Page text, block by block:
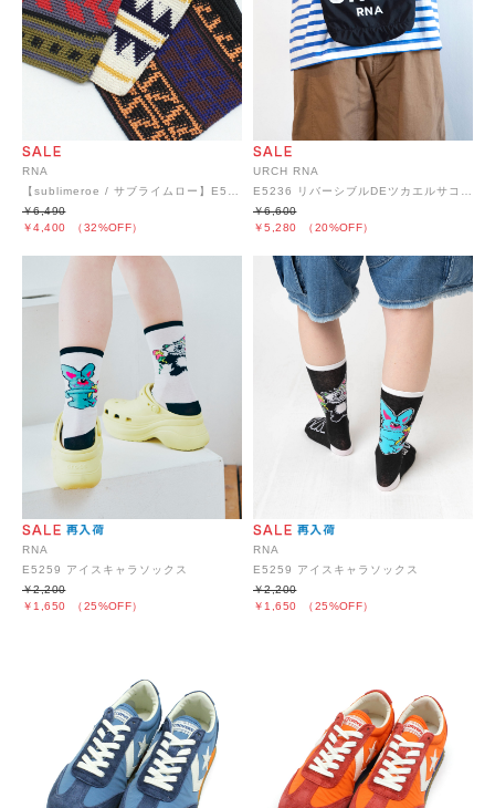
RNA
￥4,400 （32%OFF）
￥6,490
URCH RNA
￥5,280 （20%OFF）
￥6,600
RNA
E5259 アイスキャラソックス
￥1,650 （25%OFF）
￥2,200
RNA
E5259 アイスキャラソックス
￥1,650 （25%OFF）
￥2,200